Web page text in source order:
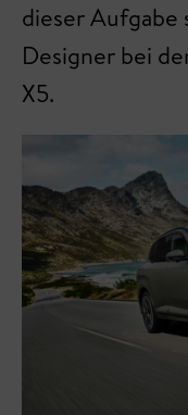
dieser Aufgabe
Designer bei
X5.